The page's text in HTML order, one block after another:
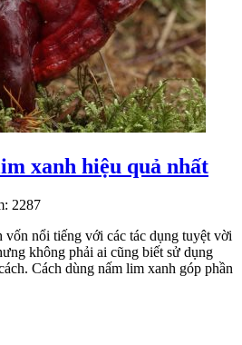
xanh hiệu quả nhất
2287
nổi tiếng với các tác dụng tuyệt vời
không phải ai cũng biết sử dụng
Cách dùng nấm lim xanh góp phần